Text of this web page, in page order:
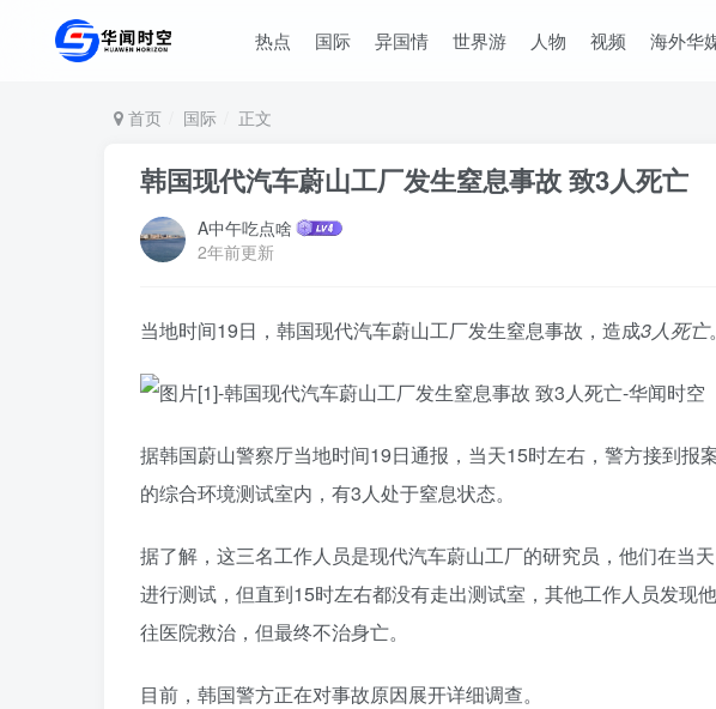
热点 国际 异国情 世界游 人物 视频 海外华
首页 国际 正文
韩国现代汽车蔚山工厂发生窒息事故 致3人死亡
A中午吃点啥
2年前更新
当地时间19日，韩国现代汽车蔚山工厂发生窒息事故，造成3人死亡。
据韩国蔚山警察厅当地时间19日通报，当天15时左右，警方接到报
的综合环境测试室内，有3人处于窒息状态。
据了解，这三名工作人员是现代汽车蔚山工厂的研究员，他们在当
进行测试，但直到15时左右都没有走出测试室，其他工作人员发现
往医院救治，但最终不治身亡。
目前，韩国警方正在对事故原因展开详细调查。